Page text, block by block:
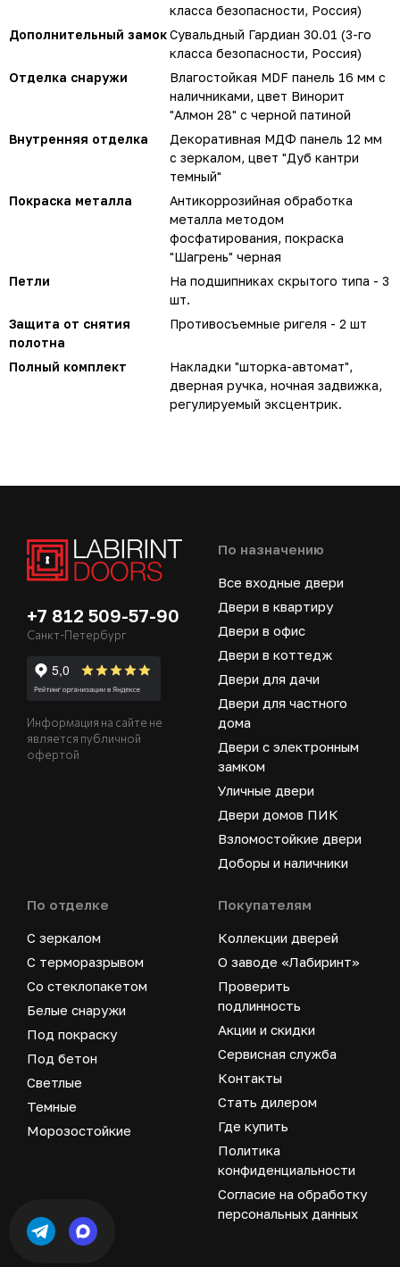
класса безопасности, Россия)
Дополнительный замокСувальдный Гардиан 30.01 (3-го
класса безопасности, Россия)
Отделка снаружи
Влагостойкая MDF панель 16 мм с
наличниками, цвет Винорит
"Алмон 28" с черной патиной
Внутренняя отделка
Декоративная МДФ панель 12 мм
с зеркалом, цвет "Дуб кантри
темный"
Покраска металла
Антикоррозийная обработка
металла методом
фосфатирования, покраска
"Шагрень" черная
Петли
На подшипниках скрытого типа - 3
шт.
Защита от снятия
полотна
Противосъемные ригеля - 2 шт
Полный комплект
Накладки "шторка-автомат",
дверная ручка, ночная задвижка,
регулируемый эксцентрик.
+7 812 509-57-90
Санкт-Петербург
Информация на сайте не
является публичной
офертой
По назначению
Все входные двери
Двери в квартиру
Двери в офис
Двери в коттедж
Двери для дачи
Двери для частного
дома
Двери с электронным
замком
Уличные двери
Двери домов ПИК
Взломостойкие двери
Доборы и наличники
По отделке
С зеркалом
С терморазрывом
Со стеклопакетом
Белые снаружи
Под покраску
Под бетон
Светлые
Темные
Морозостойкие
Покупателям
Коллекции дверей
О заводе «Лабиринт»
Проверить
подлинность
Акции и скидки
Сервисная служба
Контакты
Стать дилером
Где купить
Политика
конфиденциальности
Согласие на обработку
персональных данных